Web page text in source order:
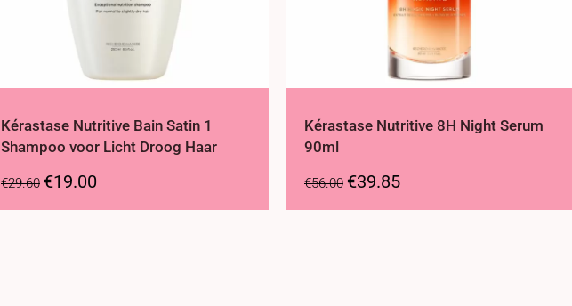
Kérastase Nutritive Bain Satin 1
Shampoo voor Licht Droog Haar
€29.60 €19.00
Kérastase Nutritive 8H Night Serum
90ml
€56.00 €39.85